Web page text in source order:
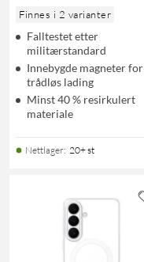
Finnes i 2 varianter
Falltestet etter
militærstandard
Innebygde magneter for
trådløs lading
Minst 40 % resirkulert
materiale
Nettlager: 20+ st